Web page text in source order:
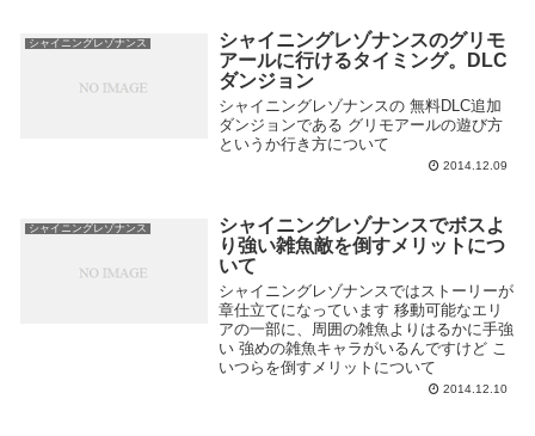
シャイニングレゾナンス
シャイニングレゾナンスのグリモ
アールに行けるタイミング。DLC
ダンジョン
シャイニングレゾナンスの 無料DLC追加
ダンジョンである グリモアールの遊び方
というか行き方について
2014.12.09
シャイニングレゾナンス
シャイニングレゾナンスでボスよ
り強い雑魚敵を倒すメリットにつ
いて
シャイニングレゾナンスではストーリーが
章仕立てになっています 移動可能なエリ
アの一部に、周囲の雑魚よりはるかに手強
い 強めの雑魚キャラがいるんですけど こ
いつらを倒すメリットについて
2014.12.10